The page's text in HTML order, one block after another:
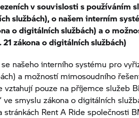
v souvislosti s používáním
službách), o našem interním
o digitálních službách) a o
zákona o digitálních službách)
našeho interního systému pro
a možností mimosoudního
vztahují pouze na příjemce služeb
ve smyslu zákona o digitálních
stránkách Rent A Ride společnosti